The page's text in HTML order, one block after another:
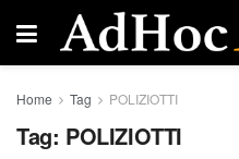
Home Tag POLIZIOTTI
Tag: POLIZIOTTI